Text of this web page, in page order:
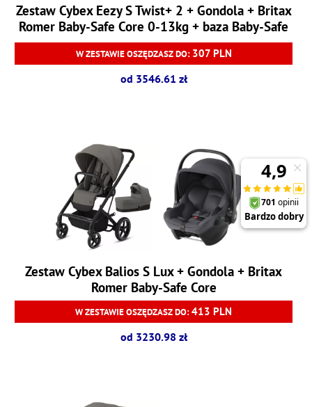
Zestaw Cybex Eezy S Twist+ 2 + Gondola + Britax
Romer Baby-Safe Core 0-13kg + baza Baby-Safe
Core
W ZESTAWIE OSZĘDZASZ DO: 307 PLN
od 3546.61 zł
Zestaw Cybex Balios S Lux + Gondola + Britax
Romer Baby-Safe Core
W ZESTAWIE OSZĘDZASZ DO:413 PLN
od 3230.98 zł